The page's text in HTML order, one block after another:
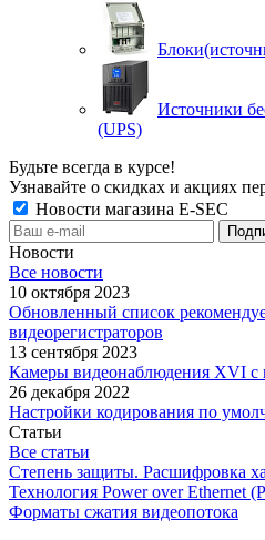
Источники
(UPS)
Будьте всегда в курсе!
Узнавайте о скидках и акциях
Новости магазина E-SEC
Новости
Все новости
10 октября 2023
Обновленный список
видеорегистраторов
13 сентября 2023
Камеры видеонаблюдения XVI с
26 декабря 2022
Настройки кодирования по
Статьи
Все статьи
Степень защиты. Расшифровка
Технология Power over Ethernet
Форматы сжатия видеопотока